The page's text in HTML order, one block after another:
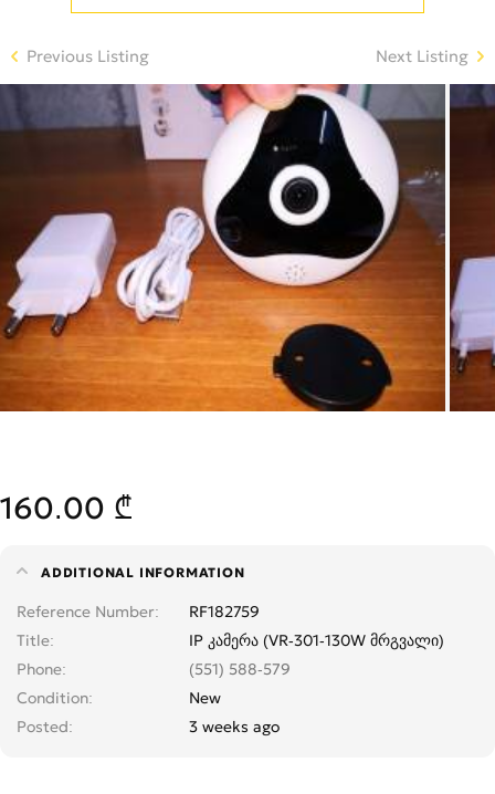
Previous Listing Next Listing
160.00 ₾
ADDITIONAL INFORMATION
Reference Number
RF182759
Title
IP კამერა (VR-301-130W მრგვალი)
Phone
(551) 588-579
Condition
New
Posted
3 weeks ago